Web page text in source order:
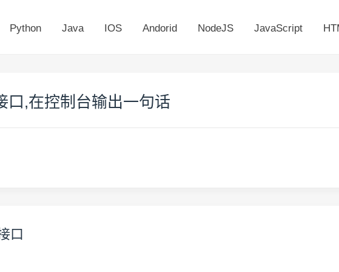
Python Java IOS Andorid NodeJS JavaScript
口,在控制台输出一句话
口